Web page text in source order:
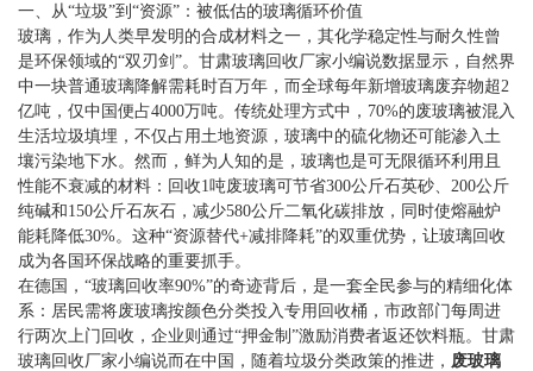
一、从“垃圾”到“资源”：被低估的玻璃循环价值
玻璃，作为人类早发明的合成材料之一，其化学稳定性与耐久性曾
是环保领域的“双刃剑”。甘肃玻璃回收厂家小编说数据显示，自然界
中一块普通玻璃降解需耗时百万年，而全球每年新增玻璃废弃物超2
亿吨，仅中国便占4000万吨。传统处理方式中，70%的废玻璃被混入
生活垃圾填埋，不仅占用土地资源，玻璃中的硫化物还可能渗入土
壤污染地下水。然而，鲜为人知的是，玻璃也是可无限循环利用且
性能不衰减的材料：回收1吨废玻璃可节省300公斤石英砂、200公斤
纯碱和150公斤石灰石，减少580公斤二氧化碳排放，同时使熔融炉
能耗降低30%。这种“资源替代+减排降耗”的双重优势，让玻璃回收
成为各国环保战略的重要抓手。
在德国，“玻璃回收率90%”的奇迹背后，是一套全民参与的精细化体
系：居民需将废玻璃按颜色分类投入专用回收桶，市政部门每周进
行两次上门回收，企业则通过“押金制”激励消费者返还饮料瓶。甘肃
玻璃回收厂家小编说而在中国，随着垃圾分类政策的推进， 废玻璃